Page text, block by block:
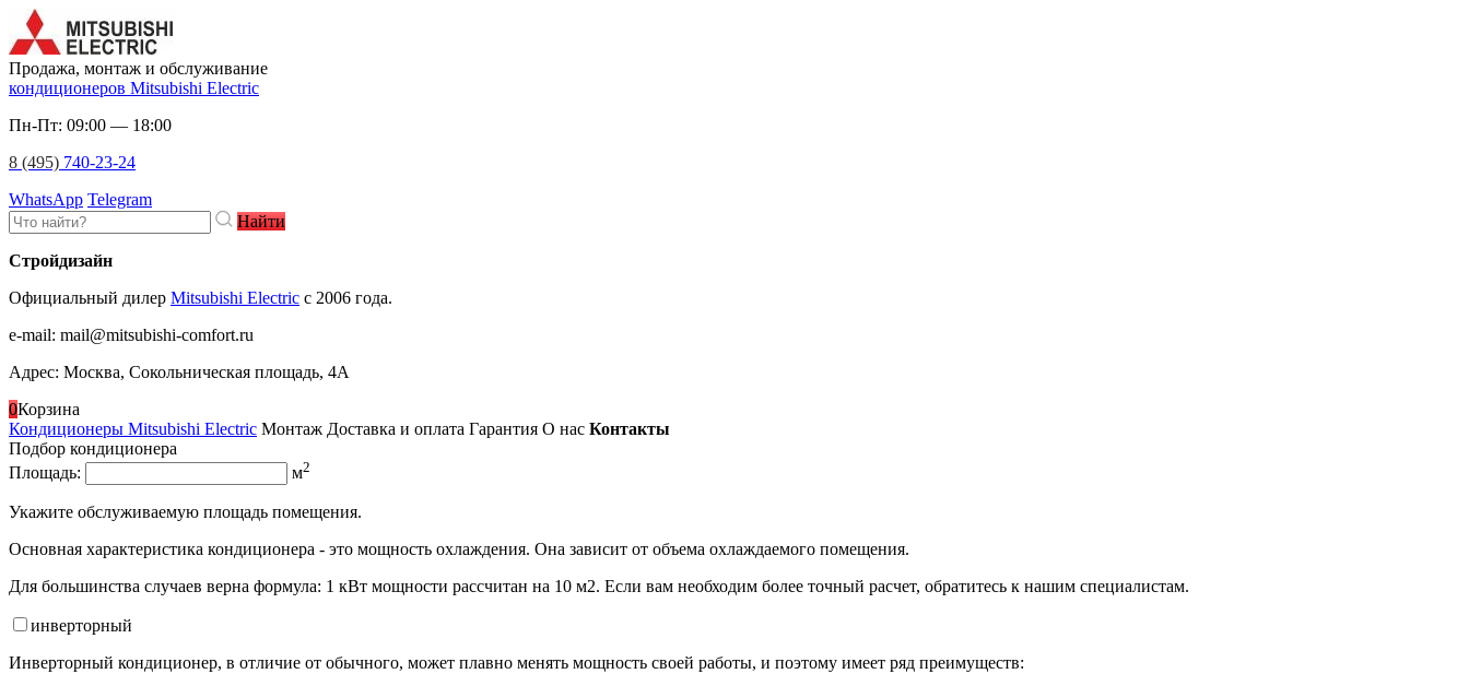
Продажа, монтаж и обслуживание
кондиционеров Mitsubishi Electric
Пн-Пт: 09:00 — 18:00
8 (495) 740-23-24
WhatsApp Telegram
Найти
Стройдизайн
Официальный дилер Mitsubishi Electric c 2006 года.
e-mail: mail@mitsubishi-comfort.ru
Адрес: Москва, Сокольническая площадь, 4А
0Корзина
Кондиционеры Mitsubishi Electric Монтаж Доставка и оплата Гарантия О нас Контакты
Подбор кондиционера
Площадь:
м2
Укажите обслуживаемую площадь помещения.
Основная характеристика кондиционера - это мощность охлаждения. Она зависит от объема охлаждаемого помещения.
Для большинства случаев верна формула: 1 кВт мощности рассчитан на 10 м2. Если вам необходим более точный расчет, обратитесь к нашим специалистам.
инверторный
Инверторный кондиционер, в отличие от обычного, может плавно менять мощность своей работы, и поэтому имеет ряд преимуществ: